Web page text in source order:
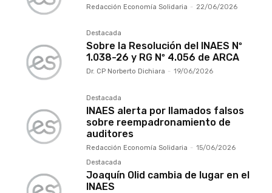
Redacción Economía Solidaria - 22/06/2026
Destacada
Sobre la Resolución del INAES Nº
1.038-26 y RG Nº 4.056 de ARCA
Dr. CP Norberto Dichiara - 19/06/2026
Destacada
INAES alerta por llamados falsos
sobre reempadronamiento de
auditores
Redacción Economía Solidaria - 15/06/2026
Destacada
Joaquín Olid cambia de lugar en el
INAES